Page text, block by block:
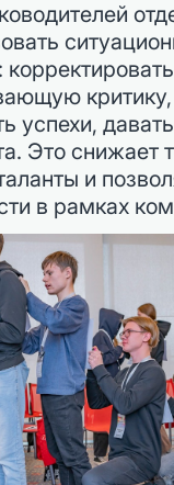
критику,
успехи,
Это снижает
и
в рамках